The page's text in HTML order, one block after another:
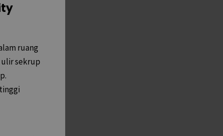
ruang
ulir sekrup